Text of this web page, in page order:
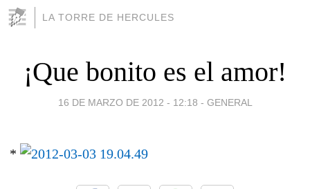
LA TORRE DE HERCULES
¡Que bonito es el amor!
16 DE MARZO DE 2012 - 12:18 - GENERAL
*